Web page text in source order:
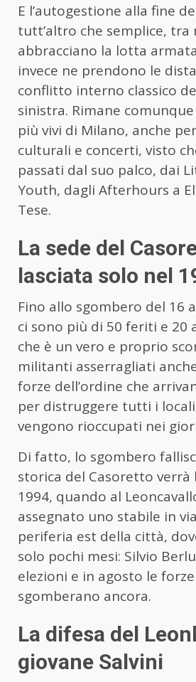
E l’autogestione alla fine
tutt’altro che semplice,
abbracciano la lotta
invece ne prendono le
conflitto interno classico
sinistra. Rimane
più vivi di Milano, anche
culturali e concerti, visto
passati dal suo palco, dai
Youth, dagli Afterhours a
Tese.
La sede del
lasciata solo nel
Fino allo sgombero del 16
ci sono più di 50 feriti e 20
che è un vero e proprio
militanti asserragliati
forze dell’ordine che
per distruggere tutti i
vengono rioccupati nei
Di fatto, lo sgombero
storica del Casoretto verrà
1994, quando al
assegnato uno stabile in
periferia est della città,
solo pochi mesi: Silvio
elezioni e in agosto le
sgomberano ancora.
La difesa del
giovane Salvini